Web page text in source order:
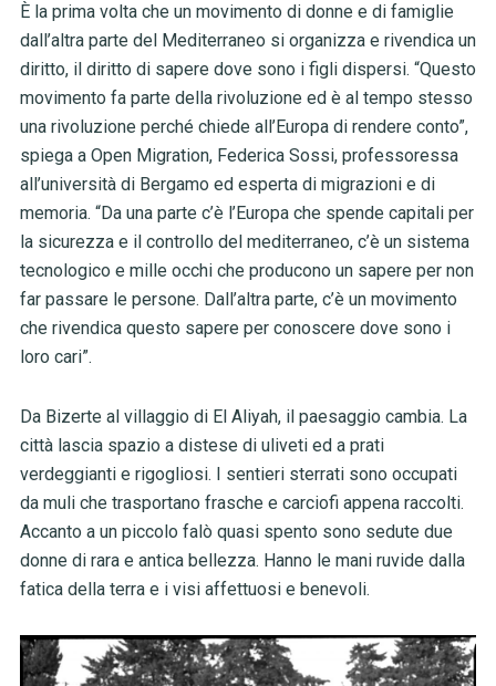
È la prima volta che un movimento di donne e di famiglie
dall’altra parte del Mediterraneo si organizza e rivendica un
diritto, il diritto di sapere dove sono i figli dispersi. “Questo
movimento fa parte della rivoluzione ed è al tempo stesso
una rivoluzione perché chiede all’Europa di rendere conto”,
spiega a Open Migration, Federica Sossi, professoressa
all’università di Bergamo ed esperta di migrazioni e di
memoria. “Da una parte c’è l’Europa che spende capitali per
la sicurezza e il controllo del mediterraneo, c’è un sistema
tecnologico e mille occhi che producono un sapere per non
far passare le persone. Dall’altra parte, c’è un movimento
che rivendica questo sapere per conoscere dove sono i
loro cari”.
Da Bizerte al villaggio di El Aliyah, il paesaggio cambia. La
città lascia spazio a distese di uliveti ed a prati
verdeggianti e rigogliosi. I sentieri sterrati sono occupati
da muli che trasportano frasche e carciofi appena raccolti.
Accanto a un piccolo falò quasi spento sono sedute due
donne di rara e antica bellezza. Hanno le mani ruvide dalla
fatica della terra e i visi affettuosi e benevoli.